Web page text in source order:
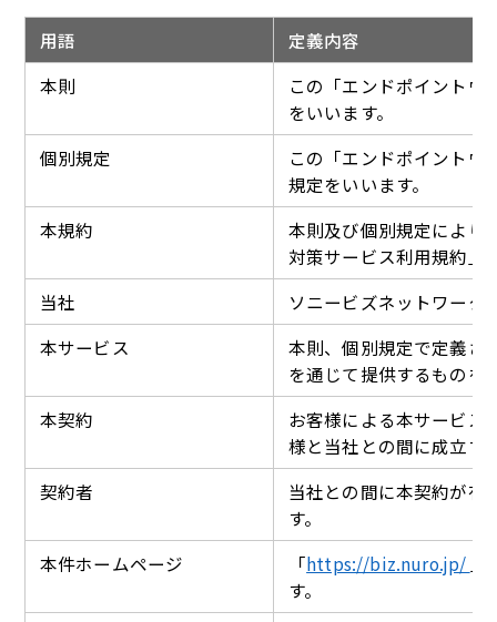
用語
定義内容
本則
この「エンドポイントウ
をいいます。
個別規定
この「エンドポイントウ
規定をいいます。
本規約
本則及び個別規定により
対策サービス利用規約」
当社
ソニービズネットワーク
本サービス
本則、個別規定で定義さ
を通じて提供するものを
本契約
お客様による本サービス
様と当社との間に成立す
契約者
当社との間に本契約が有
す。
本件ホームページ
「https://biz.nuro.jp/
す。